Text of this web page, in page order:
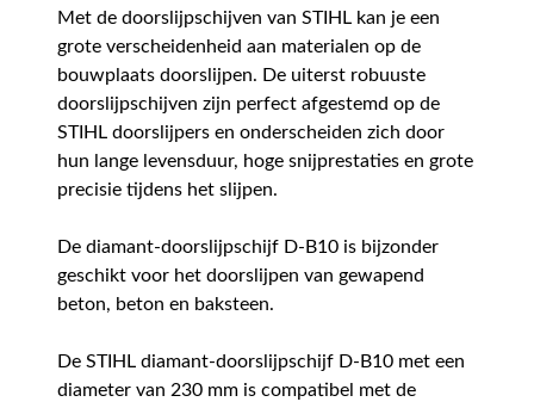
Met de doorslijpschijven van STIHL kan je een
grote verscheidenheid aan materialen op de
bouwplaats doorslijpen. De uiterst robuuste
doorslijpschijven zijn perfect afgestemd op de
STIHL doorslijpers en onderscheiden zich door
hun lange levensduur, hoge snijprestaties en grote
precisie tijdens het slijpen.
De diamant-doorslijpschijf D-B10 is bijzonder
geschikt voor het doorslijpen van gewapend
beton, beton en baksteen.
De STIHL diamant-doorslijpschijf D-B10 met een
diameter van 230 mm is compatibel met de